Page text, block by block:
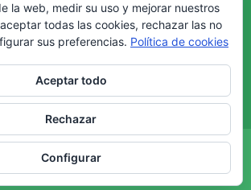
creada por Diseño Web Granada.
la web, medir su uso y mejorar nuestros
todas las cookies, rechazar las no
sus preferencias. Política de cookies
Aceptar todo
Rechazar
Configurar